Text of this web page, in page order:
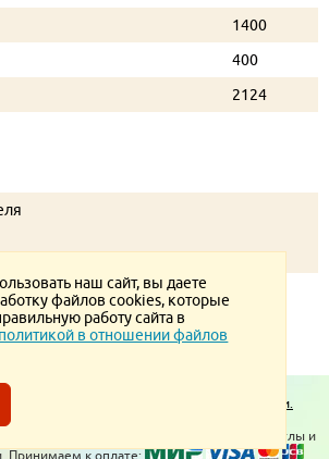
1400
400
2124
соглашение.
Политика конфиденциальности.
обработки ПД
Отопительное оборудование, котлы и
Принимаем к оплате:
наш сайт, вы даете
файлов cookies, которые
работу сайта в
политикой в отношении файлов